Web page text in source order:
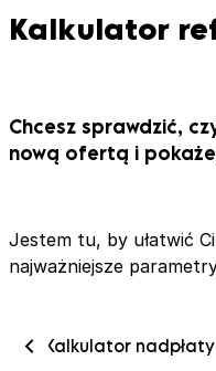
Kalkulator
Chcesz sprawdzić,
nową ofertą i
Jestem tu, by ułatwić
najważniejsze
Kalkulator